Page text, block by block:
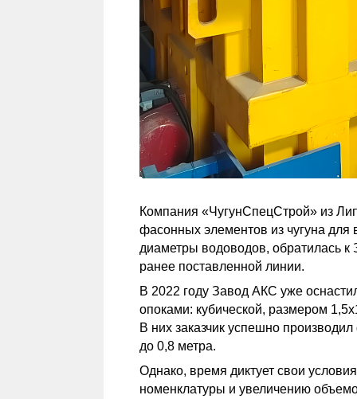
Компания «ЧугунСпецСтрой» из
фасонных элементов из чугуна
диаметры водоводов, обратилась
ранее поставленной линии.
В 2022 году Завод АКС уже
опоками: кубической, размером
В них заказчик успешно
до 0,8 метра.
Однако, время диктует свои
номенклатуры и увеличению